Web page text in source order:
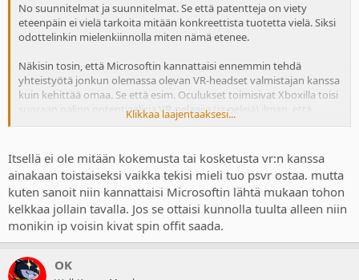
No suunnitelmat ja suunnitelmat. Se että patentteja on viety
eteenpäin ei vielä tarkoita mitään konkreettista tuotetta vielä. Siksi
odottelinkin mielenkiinnolla miten nämä etenee.
Näkisin tosin, että Microsoftin kannattaisi ennemmin tehdä
yhteistyötä jonkun olemassa olevan VR-headset valmistajan kanssa
kuin kehittää omaa. Se että esim. Oculukset toimisivat Xboxilla toisi
suoraan paljon potentiaalisia VR-pelaajia (ja pelejä) ilman, että
tarvitsisi ensin myydä laitteita.
Klikkaa laajentaaksesi...
Itsellä ei ole mitään kokemusta tai kosketusta vr:n kanssa
ainakaan toistaiseksi vaikka tekisi mieli tuo psvr ostaa. mutta
kuten sanoit niin kannattaisi Microsoftin lähtä mukaan tohon
kelkkaa jollain tavalla. Jos se ottaisi kunnolla tuulta alleen niin
monikin ip voisin kivat spin offit saada.
OK